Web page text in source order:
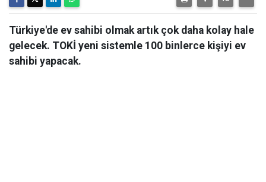
Türkiye'de ev sahibi olmak artık çok daha kolay hale
gelecek. TOKİ yeni sistemle 100 binlerce kişiyi ev
sahibi yapacak.